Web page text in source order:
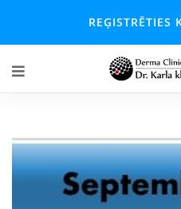
REĢISTRĒTIES